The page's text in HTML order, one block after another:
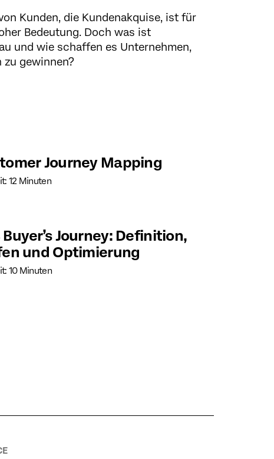
Kunden, die Kundenakquise, ist für
Bedeutung. Doch was ist
und wie schaffen es Unternehmen,
zu gewinnen?
Journey Mapping
12 Minuten
Buyer’s Journey: Definition,
und Optimierung
10 Minuten